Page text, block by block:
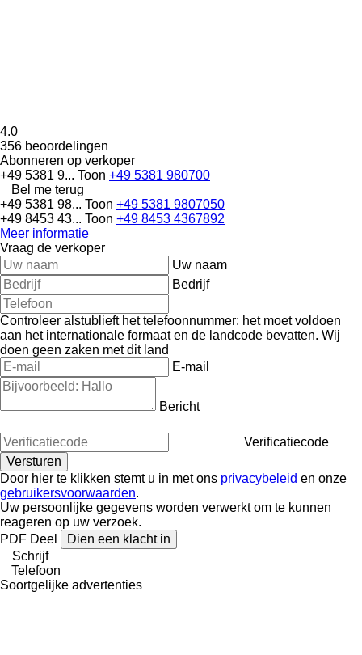
4.0
356 beoordelingen
Abonneren op verkoper
+49 5381 9... Toon +49 5381 980700
Bel me terug
+49 5381 98... Toon +49 5381 9807050
+49 8453 43... Toon +49 8453 4367892
Meer informatie
Vraag de verkoper
Uw naam
Bedrijf
Controleer alstublieft het telefoonnummer: het moet voldoen
aan het internationale formaat en de landcode bevatten. Wij
doen geen zaken met dit land
E-mail
Bericht
Verificatiecode
Door hier te klikken stemt u in met ons privacybeleid en onze
gebruikersvoorwaarden.
Uw persoonlijke gegevens worden verwerkt om te kunnen
reageren op uw verzoek.
PDF Deel
Dien een klacht in
Schrijf
Telefoon
Soortgelijke advertenties